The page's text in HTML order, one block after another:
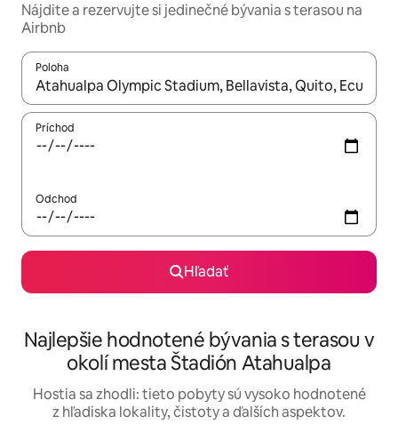
Nájdite a rezervujte si jedinečné bývania s terasou na
Airbnb
Poloha
Keď budú výsledky k dispozícii, môžete si ich prechádzať
Príchod
Odchod
Hľadať
Najlepšie hodnotené bývania s terasou v
okolí mesta Štadión Atahualpa
Hostia sa zhodli: tieto pobyty sú vysoko hodnotené
z hľadiska lokality, čistoty a ďalších aspektov.